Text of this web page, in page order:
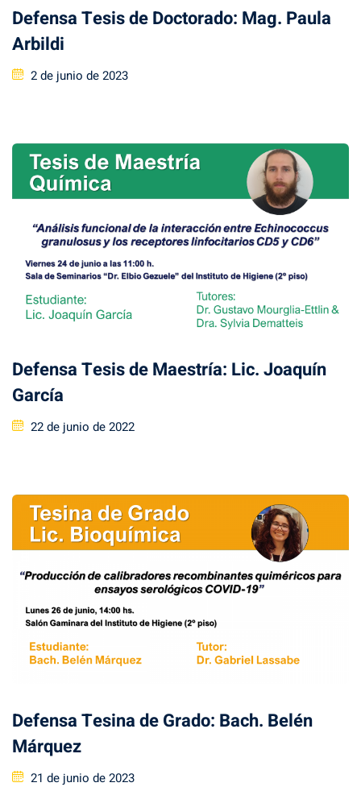
Defensa Tesis de Doctorado: Mag. Paula
Arbildi
Posted
2 de junio de 2023
Defensa Tesis de Maestría: Lic. Joaquín
García
Posted
22 de junio de 2022
Defensa Tesina de Grado: Bach. Belén
Márquez
Posted
21 de junio de 2023